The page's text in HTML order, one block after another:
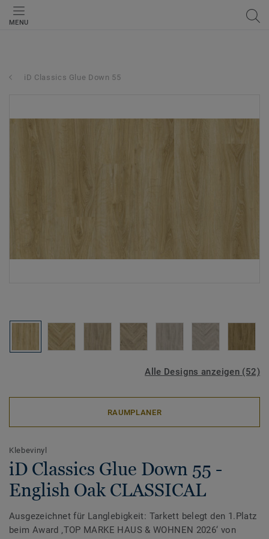
MENU
iD Classics Glue Down 55
Alle Designs anzeigen (52)
RAUMPLANER
Klebevinyl
iD Classics Glue Down 55 -
English Oak CLASSICAL
Ausgezeichnet für Langlebigkeit: Tarkett belegt den 1.Platz
beim Award ‚TOP MARKE HAUS & WOHNEN 2026‘ von